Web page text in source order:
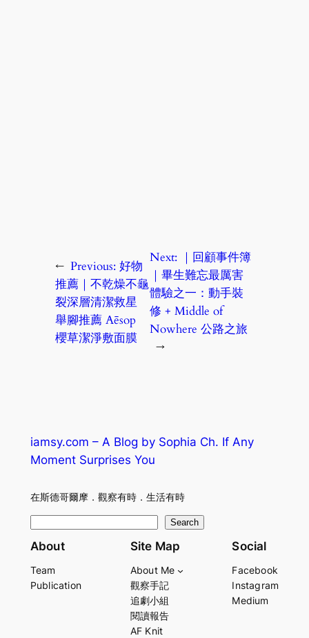
← Previous: 好物
推薦｜不乾燥不龜
裂深層清潔救星
舉腳推薦 Aēsop
櫻草潔淨敷面膜
Next: ｜回顧事件簿
｜畢生難忘最厲害
體驗之一：動手裝
修 + Middle of
Nowhere 公路之旅
→
iamsy.com – A Blog by Sophia Ch. If Any
Moment Surprises You
在斯德哥爾摩．觀察有時．生活有時
e
r
Search
About
Team
Publication
Site Map
About Me
觀察手記
追劇小組
閱讀報告
AF Knit
Social
Facebook
Instagram
Medium